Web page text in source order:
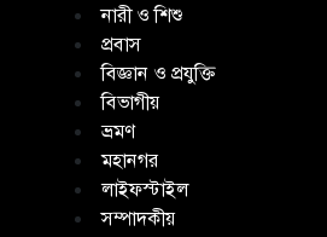
নারী ও শিশু
প্রবাস
বিজ্ঞান ও প্রযুক্তি
বিভাগীয়
ভ্রমণ
মহানগর
লাইফস্টাইল
সম্পাদকীয়